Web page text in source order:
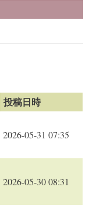
投稿日時
2026-05-31 07:35
2026-05-30 08:31